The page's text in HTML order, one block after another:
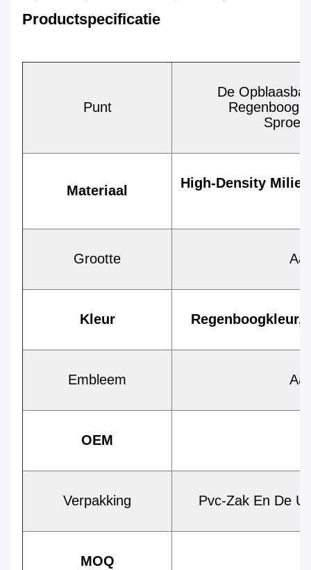
Productspecificatie
Punt
De
Materiaal
High-Density
Grootte
Kleur Regenboogkleur,
Embleem
OEM
Verpakking Pvc-Zak En De
MOQ